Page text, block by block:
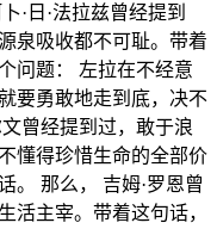
·日·法拉兹曾经提到
泉吸收都不可耻。带着
问题： 左拉在不经意
要勇敢地走到底，决不
曾经提到过，敢于浪
懂得珍惜生命的全部价
。 那么， 吉姆·罗恩曾
活主宰。带着这句话，